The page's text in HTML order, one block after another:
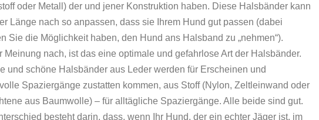
oder Metall) der und jener Konstruktion haben. Diese Halsbänder kann
Länge nach so anpassen, dass sie Ihrem Hund gut passen (dabei
Sie die Möglichkeit haben, den Hund ans Halsband zu „nehmen“).
Meinung nach, ist das eine optimale und gefahrlose Art der Halsbänder.
und schöne Halsbänder aus Leder werden für Erscheinen und
Spaziergänge zustatten kommen, aus Stoff (Nylon, Zeltleinwand oder
aus Baumwolle) – für alltägliche Spaziergänge. Alle beide sind gut.
besteht darin, dass, wenn Ihr Hund, der ein echter Jäger ist, im